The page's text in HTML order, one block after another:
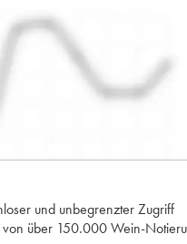
und unbegrenzter Zugriff
von über 150.000 Wein-